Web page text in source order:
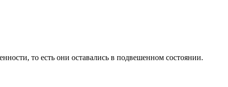
то есть они оставались в подвешенном состоянии.